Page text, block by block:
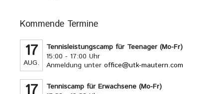
Kommende Termine
17
AUG.
Tennisleistungscamp für Teenager (Mo-Fr)
15:00 - 17:00 Uhr
Anmeldung unteroffice@utk-mautern.com
Tenniscamp für Erwachsene (Mo-Fr)